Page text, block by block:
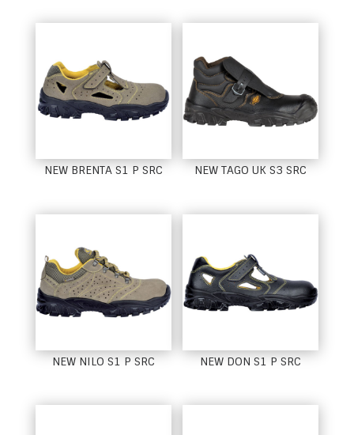
NEW BRENTA S1 P SRC NEW TAGO UK S3 SRC
NEW NILO S1 P SRC NEW DON S1 P SRC